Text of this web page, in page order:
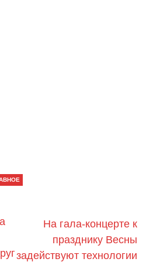
На гала-концерте к
празднику Весны
задействуют технологии